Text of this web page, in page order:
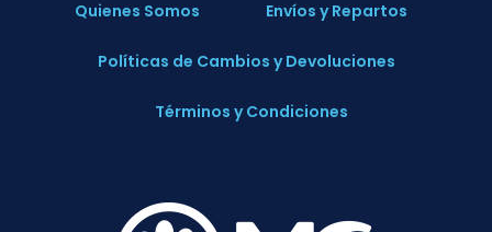
Quienes Somos Envíos y Repartos
Políticas de Cambios y Devoluciones
Términos y Condiciones